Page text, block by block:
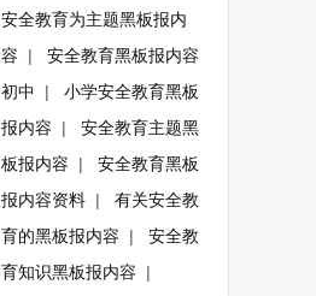
安全教育为主题黑板报内
容 | 安全教育黑板报内容
初中 | 小学安全教育黑板
报内容 | 安全教育主题黑
板报内容 | 安全教育黑板
报内容资料 | 有关安全教
育的黑板报内容 | 安全教
育知识黑板报内容 |